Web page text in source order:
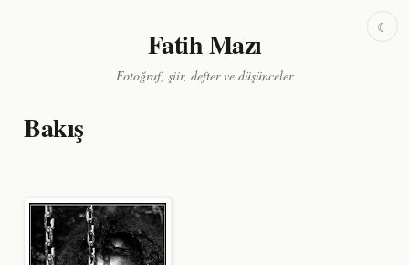
Fatih Mazı
Fotoğraf, şiir, defter ve düşünceler
Bakış
☾